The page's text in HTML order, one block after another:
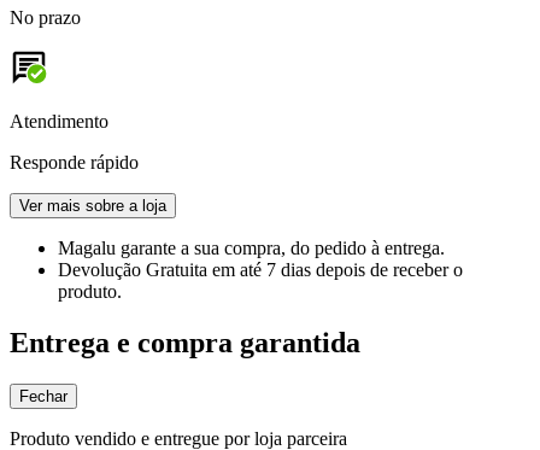
No prazo
Atendimento
Responde rápido
Ver mais sobre a loja
Magalu garante a sua compra, do pedido à entrega.
Devolução Gratuita em até 7 dias depois de receber o
produto.
Entrega e compra garantida
Fechar
Produto vendido e entregue por loja parceira